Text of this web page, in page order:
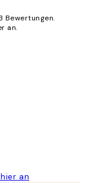
Bewertungen.
an.
an